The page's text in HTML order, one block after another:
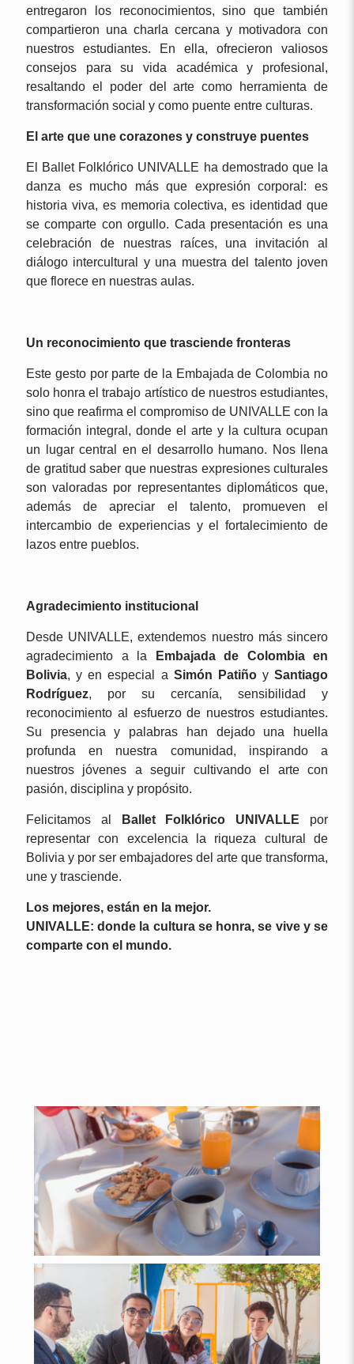
entregaron los reconocimientos, sino que también
compartieron una charla cercana y motivadora con
nuestros estudiantes. En ella, ofrecieron valiosos
consejos para su vida académica y profesional,
resaltando el poder del arte como herramienta de
transformación social y como puente entre culturas.
El arte que une corazones y construye puentes
El Ballet Folklórico UNIVALLE ha demostrado que la
danza es mucho más que expresión corporal: es
historia viva, es memoria colectiva, es identidad que
se comparte con orgullo. Cada presentación es una
celebración de nuestras raíces, una invitación al
diálogo intercultural y una muestra del talento joven
que florece en nuestras aulas.
Un reconocimiento que trasciende fronteras
Este gesto por parte de la Embajada de Colombia no
solo honra el trabajo artístico de nuestros estudiantes,
sino que reafirma el compromiso de UNIVALLE con la
formación integral, donde el arte y la cultura ocupan
un lugar central en el desarrollo humano. Nos llena
de gratitud saber que nuestras expresiones culturales
son valoradas por representantes diplomáticos que,
además de apreciar el talento, promueven el
intercambio de experiencias y el fortalecimiento de
lazos entre pueblos.
Agradecimiento institucional
Desde UNIVALLE, extendemos nuestro más sincero
agradecimiento a la
Embajada de Colombia en
Bolivia, y en especial a Simón Patiñoy Santiago
Rodríguez, por su cercanía, sensibilidad y
reconocimiento al esfuerzo de nuestros estudiantes.
Su presencia y palabras han dejado una huella
profunda en nuestra comunidad, inspirando a
nuestros jóvenes a seguir cultivando el arte con
pasión, disciplina y propósito.
Felicitamos al Ballet Folklórico UNIVALLE por
representar con excelencia la riqueza cultural de
Bolivia y por ser embajadores del arte que transforma,
une y trasciende.
Los mejores, están en la mejor.
UNIVALLE: donde la cultura se honra, se vive y se
comparte con el mundo.